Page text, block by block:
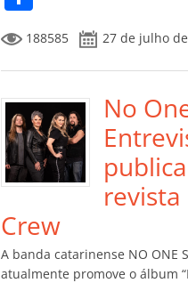
e
b
o
o
k
itt
er l s
A
p
p
e
o
m
p
ar
til
h
ar
188585 27 de julho
No
revista
Crew
A banda catarinense NO ONE
atualmente promove o álbum